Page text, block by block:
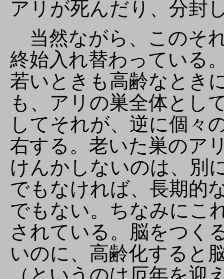
アリが死んだり、分封
当然ながら、このそ
終始入れ替わっている
若いときも高齢なとき
も、アリの巣全体とし
してそれが、逆に個々
右する。老いた巣のア
けんかしないのは、別
でもなければ、長期的
でもない。ちなみにこ
されている。脳をつく
いのに、高齢化すると
（というのは厄年を迎